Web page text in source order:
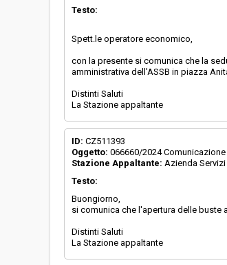
La stazione appaltante agisce per
conto di un altro soggetto singolo:
Testo:
Spett.le operatore economico,
con la presente si comunica che la
amministrativa dell'ASSB in piazza
Distinti Saluti
ID: CZ511393
Oggetto: 066660/2024 Comunicazione
Stazione Appaltante: Azienda
Testo:
Buongiorno,
si comunica che l'apertura delle buste
Distinti Saluti